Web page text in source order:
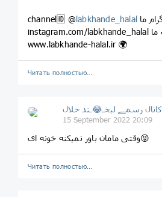
channel🆔 @labkhande_halal
instagram.com/labkhande_halal سایت ما 😉👇
www.labkhande-halal.ir 🌍
Читать полностью…
کانال رسمے لبخـ😂ـند حلال
15 September 2022 20:09
وقتی مامان باور نمیکنه خونه ای😝
Читать полностью…